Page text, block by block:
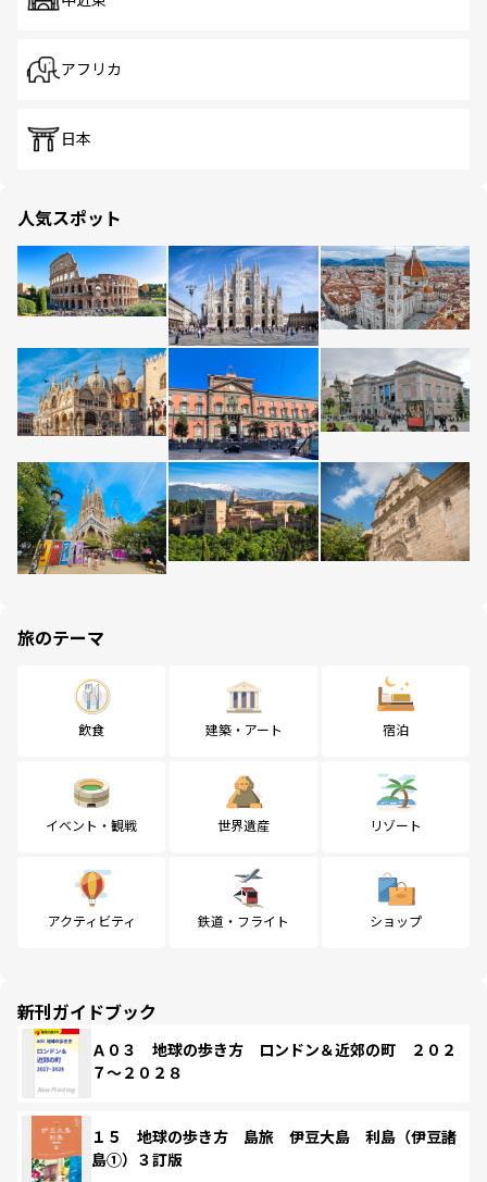
アフリカ
日本
人気スポット
旅のテーマ
飲食 建築・アート 宿泊
イベント・観戦 世界遺産 リゾート
アクティビティ 鉄道・フライト ショップ
新刊ガイドブック
Ａ０３ 地球の歩き方 ロンドン＆近郊の町 ２０２
７～２０２８
１５ 地球の歩き方 島旅 伊豆大島 利島（伊豆諸
島①）３訂版